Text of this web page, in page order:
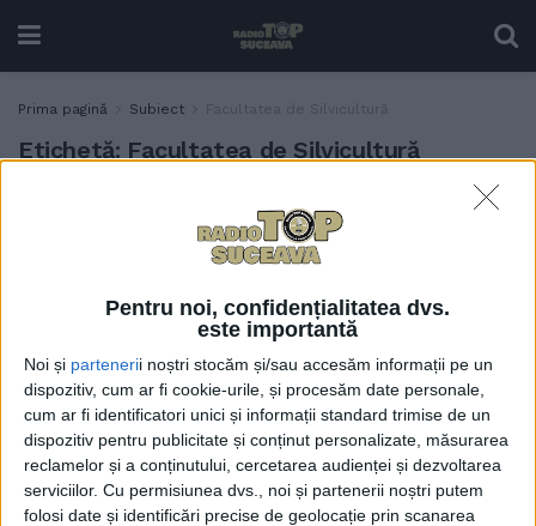
Pentru noi, confidențialitatea dvs.
este importantă
Noi și partenerii noștri stocăm și/sau accesăm informații pe un
dispozitiv, cum ar fi cookie-urile, și procesăm date personale,
cum ar fi identificatori unici și informații standard trimise de un
dispozitiv pentru publicitate și conținut personalizate, măsurarea
reclamelor și a conținutului, cercetarea audienței și dezvoltarea
serviciilor. Cu permisiunea dvs., noi și partenerii noștri putem
folosi date și identificări precise de geolocație prin scanarea
Prima pagină Subiect Facultatea de Silvicultură
Etichetă: Facultatea de Silvicultură
Universitatea suceveană
contribuie la cea mai amplă
prelevare de date
Europa. Se vor evalua
16.500 de situri din 28 de
țări europene
6 IUNIE, 2025